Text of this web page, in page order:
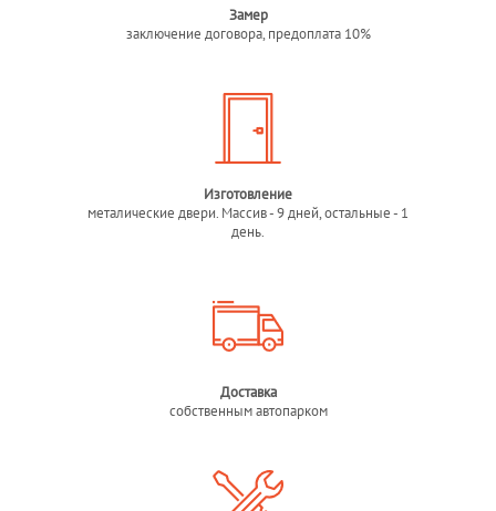
Замер
заключение договора, предоплата 10%
Изготовление
металические двери. Массив - 9 дней, остальные - 1
день.
Доставка
собственным автопарком